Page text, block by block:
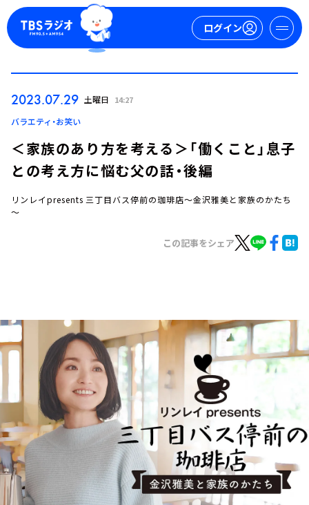
ログイン
ログイン
お知らせ
イベント・グッズ
YouTube
会社情報
2023.07.29 土曜日 14:27
バラエティ・お笑い
＜家族のあり方を考える＞「働くこと」息子
との考え方に悩む父の話・後編
リンレイpresents 三丁目バス停前の珈琲店～金沢雅美と家族のかたち
～
この記事をシェア